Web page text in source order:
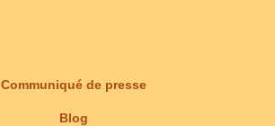
Communiqué de presse
Blog